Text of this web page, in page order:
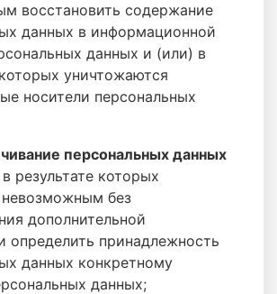
восстановить содержание
данных в информационной
данных и (или) в
уничтожаются
носители персональных
персональных данных
результате которых
невозможным без
дополнительной
определить принадлежность
данных конкретному
данных;